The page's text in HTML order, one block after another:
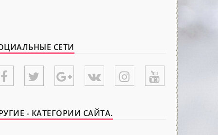
СЕТИ
- КАТЕГОРИИ САЙТА.